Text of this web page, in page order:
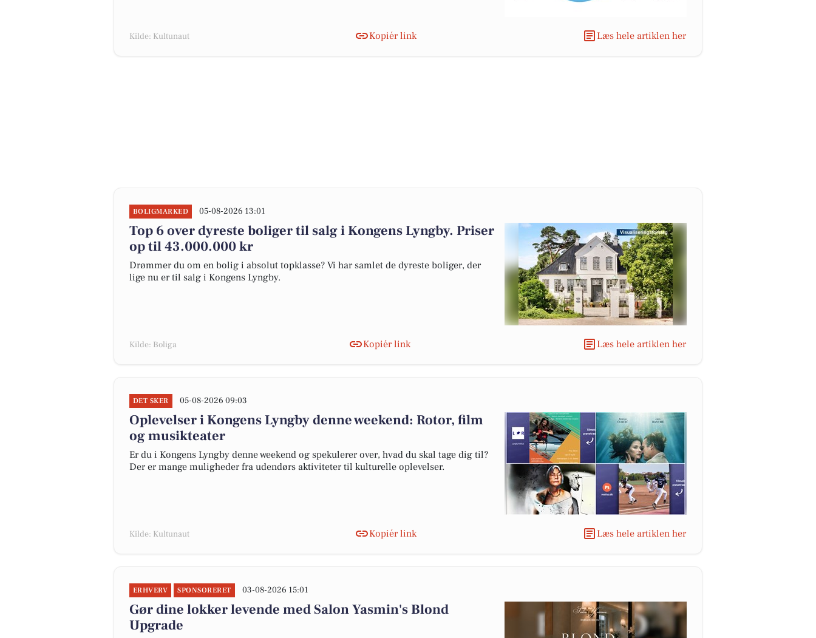
Kilde: Kultunaut Kopiér link Læs hele artiklen her
BOLIGMARKED 05-08-2026 13:01
Top 6 over dyreste boliger til salg i Kongens Lyngby. Priser
op til 43.000.000 kr
Drømmer du om en bolig i absolut topklasse? Vi har samlet de dyreste boliger, der
lige nu er til salg i Kongens Lyngby.
Kilde: Boliga Kopiér link Læs hele artiklen her
DET SKER 05-08-2026 09:03
Oplevelser i Kongens Lyngby denne weekend: Rotor, film
og musikteater
Er du i Kongens Lyngby denne weekend og spekulerer over, hvad du skal tage dig til?
Der er mange muligheder fra udendørs aktiviteter til kulturelle oplevelser.
Kilde: Kultunaut Kopiér link Læs hele artiklen her
ERHVERV SPONSORERET 03-08-2026 15:01
Gør dine lokker levende med Salon Yasmin's Blond
Upgrade